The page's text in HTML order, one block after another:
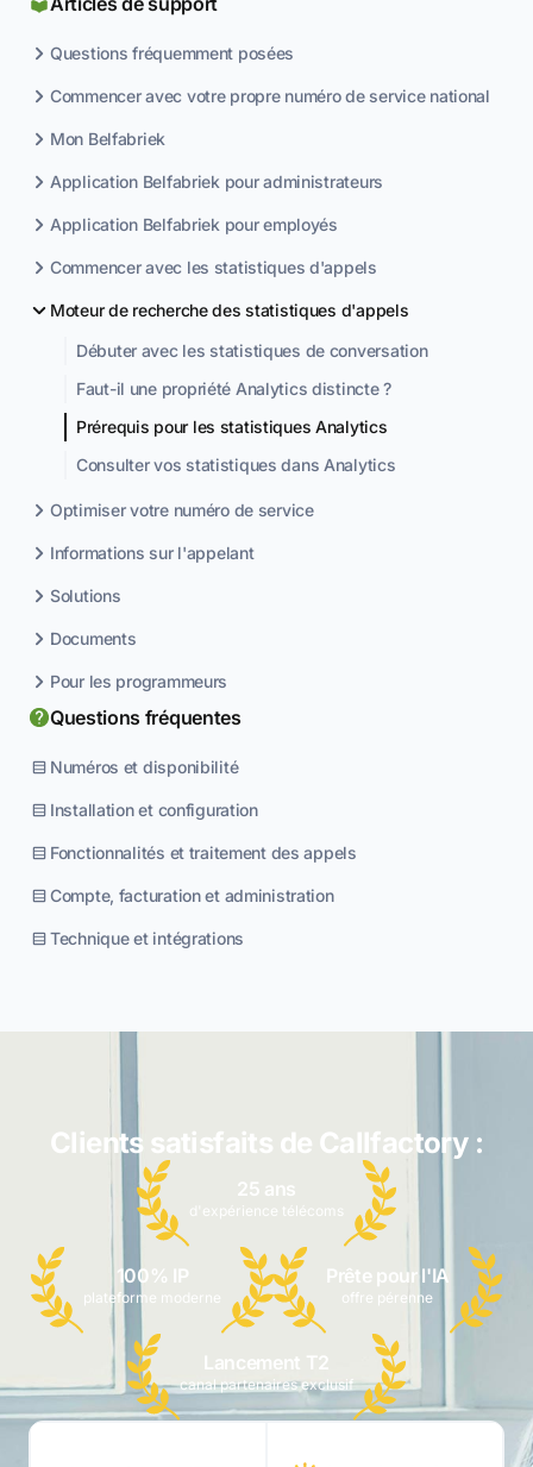
Questions fréquemment posées
Commencer avec votre propre numéro de service national
Mon Belfabriek
Application Belfabriek pour administrateurs
Application Belfabriek pour employés
Commencer avec les statistiques d'appels
Moteur de recherche des statistiques d'appels
Débuter avec les statistiques de conversation
Faut-il une propriété Analytics distincte ?
Prérequis pour les statistiques Analytics
Consulter vos statistiques dans Analytics
Optimiser votre numéro de service
Informations sur l'appelant
Solutions
Documents
Pour les programmeurs
Questions fréquentes
Numéros et disponibilité
Installation et configuration
Fonctionnalités et traitement des appels
Compte, facturation et administration
Technique et intégrations
Clients satisfaits de Callfactory :
25 ans
d'expérience télécoms
100% IP
plateforme moderne
Prête pour l'IA
offre pérenne
Lancement T2
canal partenaires exclusif